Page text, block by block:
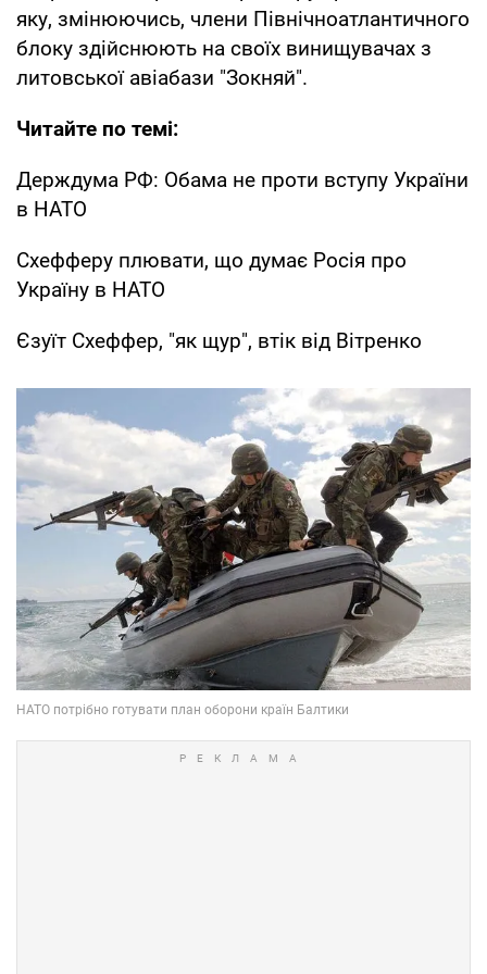
яку, змінюючись, члени Північноатлантичного
блоку здійснюють на своїх винищувачах з
литовської авіабази "Зокняй".
Читайте по темі:
Держдума РФ: Обама не проти вступу України
в НАТО
Схефферу плювати, що думає Росія про
Україну в НАТО
Єзуїт Схеффер, "як щур", втік від Вітренко